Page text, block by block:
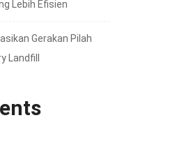
Lebih Efisien
Gerakan Pilah
Landfill